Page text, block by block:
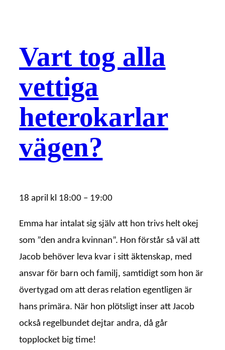
Vart tog alla
vettiga
heterokarlar
vägen?
18 april kl 18:00 – 19:00
Emma har intalat sig själv att hon trivs helt okej
som ”den andra kvinnan”. Hon förstår så väl att
Jacob behöver leva kvar i sitt äktenskap, med
ansvar för barn och familj, samtidigt som hon är
övertygad om att deras relation egentligen är
hans primära. När hon plötsligt inser att Jacob
också regelbundet dejtar andra, då går
topplocket big time!